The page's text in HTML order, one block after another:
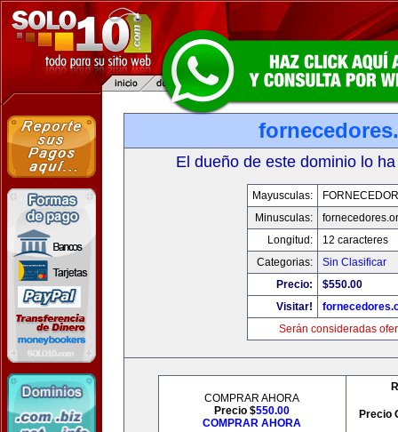
El dueño de este dominio lo
Mayusculas:
Minusculas:
Longitud:
12 caracteres
Categorias:
Sin Clasificar
Precio:
$550.00
Visitar!
Serán consideradas
COMPRAR AHORA
Precio $550.00
COMPRAR AHORA
Precio